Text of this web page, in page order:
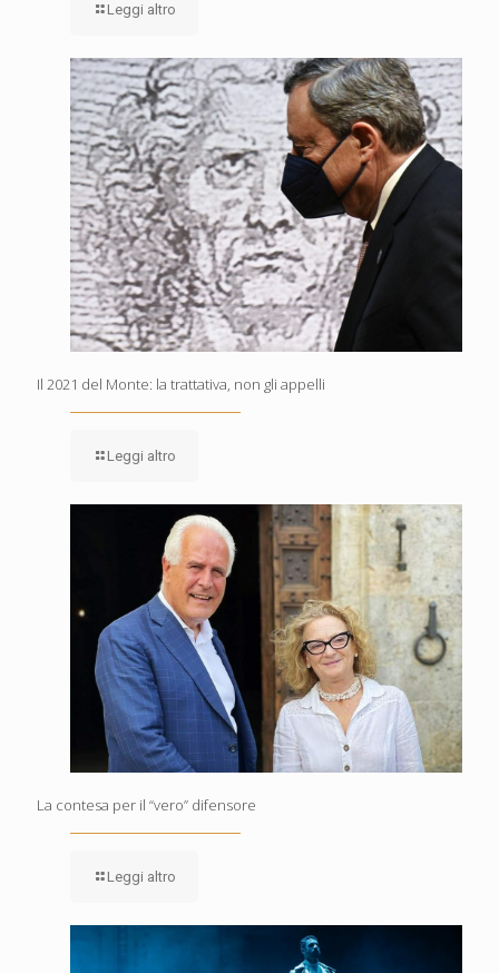
Leggi altro
Il 2021 del Monte: la trattativa, non gli appelli
Leggi altro
La contesa per il “vero” difensore
Leggi altro